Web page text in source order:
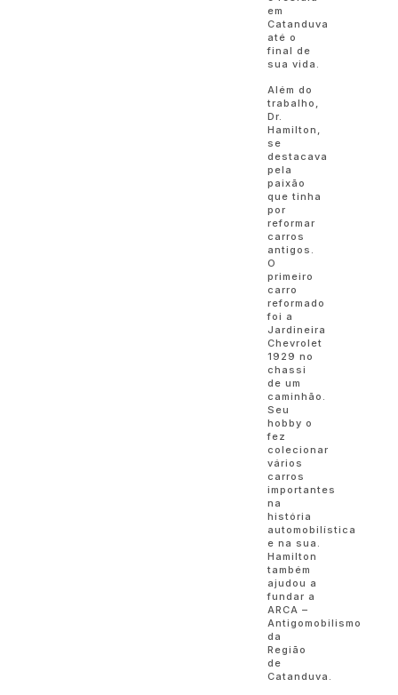
em
Catanduva
até o
final de
sua vida.
Além do
trabalho,
Dr.
Hamilton,
se
destacava
pela
paixão
que tinha
por
reformar
carros
antigos.
O
primeiro
carro
reformado
foi a
Jardineira
Chevrolet
1929 no
chassi
de um
caminhão.
Seu
hobby o
fez
colecionar
vários
carros
importantes
na
história
automobilística
e na sua.
Hamilton
também
ajudou a
fundar a
ARCA –
Antigomobilismo
da
Região
de
Catanduva.